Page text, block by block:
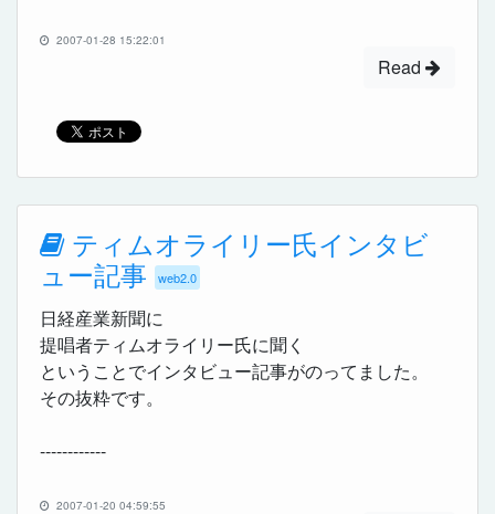
2007-01-28 15:22:01
Read
ティムオライリー氏インタビ
ュー記事
web2.0
日経産業新聞に
提唱者ティムオライリー氏に聞く
ということでインタビュー記事がのってました。
その抜粋です。
------------
2007-01-20 04:59:55